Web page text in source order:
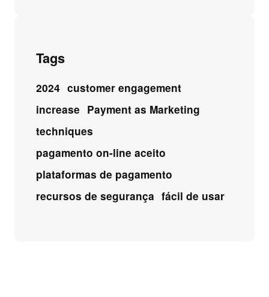
Tags
2024 customer engagement
increase Payment as Marketing
techniques
pagamento on-line aceito
plataformas de pagamento
recursos de segurança fácil de usar